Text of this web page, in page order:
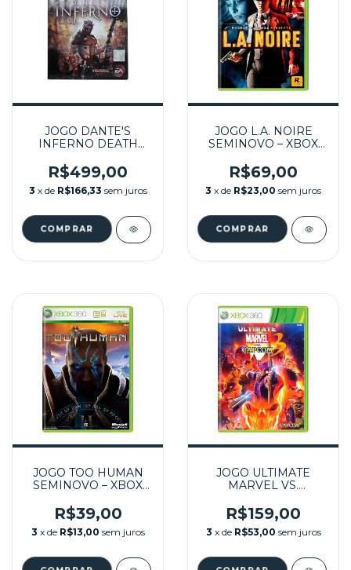
JOGO DANTE'S
INFERNO DEATH
SEMINOVO - XBOX
360
R$499,00
3 x de R$166,33 sem juros
JOGO L.A. NOIRE
SEMINOVO – XBOX
R$69,00
3 x de R$23,00 sem juros
JOGO TOO HUMAN
SEMINOVO – XBOX
R$39,00
3 x de R$13,00 sem juros
JOGO ULTIMATE
MARVEL VS.
SEMINOVO – XBOX
360
R$159,00
3 x de R$53,00 sem juros